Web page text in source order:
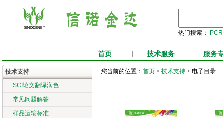
热门搜索： PCR
首页 技术服务 服务
技术支持
SCI论文翻译润色
常见问题解答
样品运输标准
您当前的位置： 首页 > 技术支持 > 电子目录